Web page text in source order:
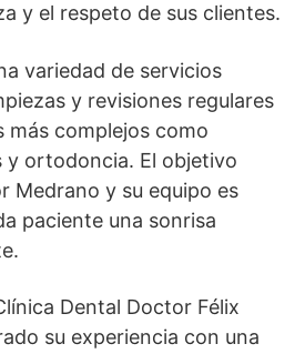
y el respeto de sus clientes.
variedad de servicios
y revisiones regulares
complejos como
y ortodoncia. El objetivo
Medrano y su equipo es
paciente una sonrisa
Dental Doctor Félix
su experiencia con una